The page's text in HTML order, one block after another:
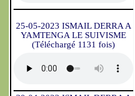
25-05-2023 ISMAIL DERRA A
YAMTENGA LE SUIVISME
(Téléchargé 1131 fois)